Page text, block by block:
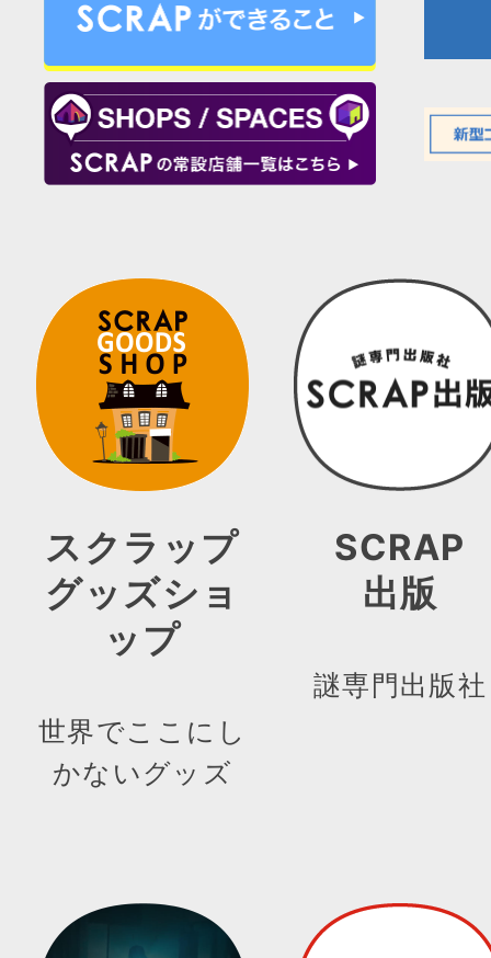
スクラップ
グッズショ
ップ
世界でここにし
かないグッズ
SCRAP
出版
謎専門出版社